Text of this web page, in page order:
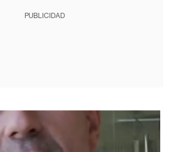
PUBLICIDAD